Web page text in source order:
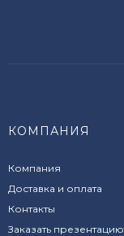
КОМПАНИЯ
Компания
Доставка и оплата
Контакты
Заказать презентацию